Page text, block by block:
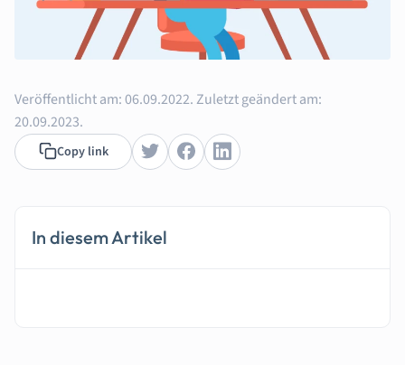
Veröffentlicht am:06.09.2022.Zuletzt geändert am:
20.09.2023.
Copy link
In diesem Artikel